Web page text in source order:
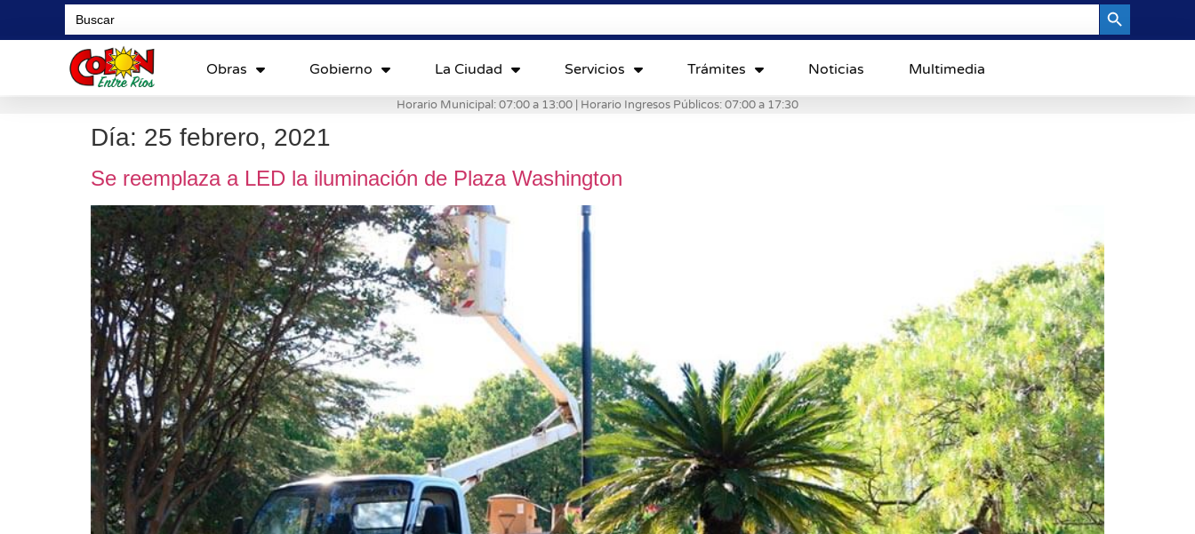
Search
for:
Obras Gobierno La Ciudad Servicios Trámites Noticias Multimedia
Horario Municipal: 07:00 a 13:00 | Horario Ingresos Públicos: 07:00 a 17:30
Día: 25 febrero, 2021
Se reemplaza a LED la iluminación de Plaza Washington